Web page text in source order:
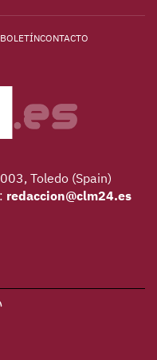
BOLETÍNCONTACTO
Toledo (Spain)
redaccion@clm24.es